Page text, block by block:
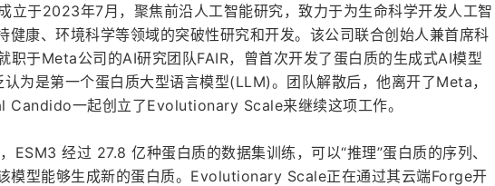
于2023年7月，聚焦前沿人工智能研究，致力于为生命科学开发人工智
健康、环境科学等领域的突破性研究和开发。该公司联合创始人兼首席科
职于Meta公司的AI研究团队FAIR，曾首次开发了蛋白质的生成式AI模型
认为是第一个蛋白质大型语言模型(LLM)。团队解散后，他离开了Meta，
Candido一起创立了Evolutionary Scale来继续这项工作。
ESM3 经过 27.8 亿种蛋白质的数据集训练，可以“推理”蛋白质的序列、
模型能够生成新的蛋白质。Evolutionary Scale正在通过其云端Forge开